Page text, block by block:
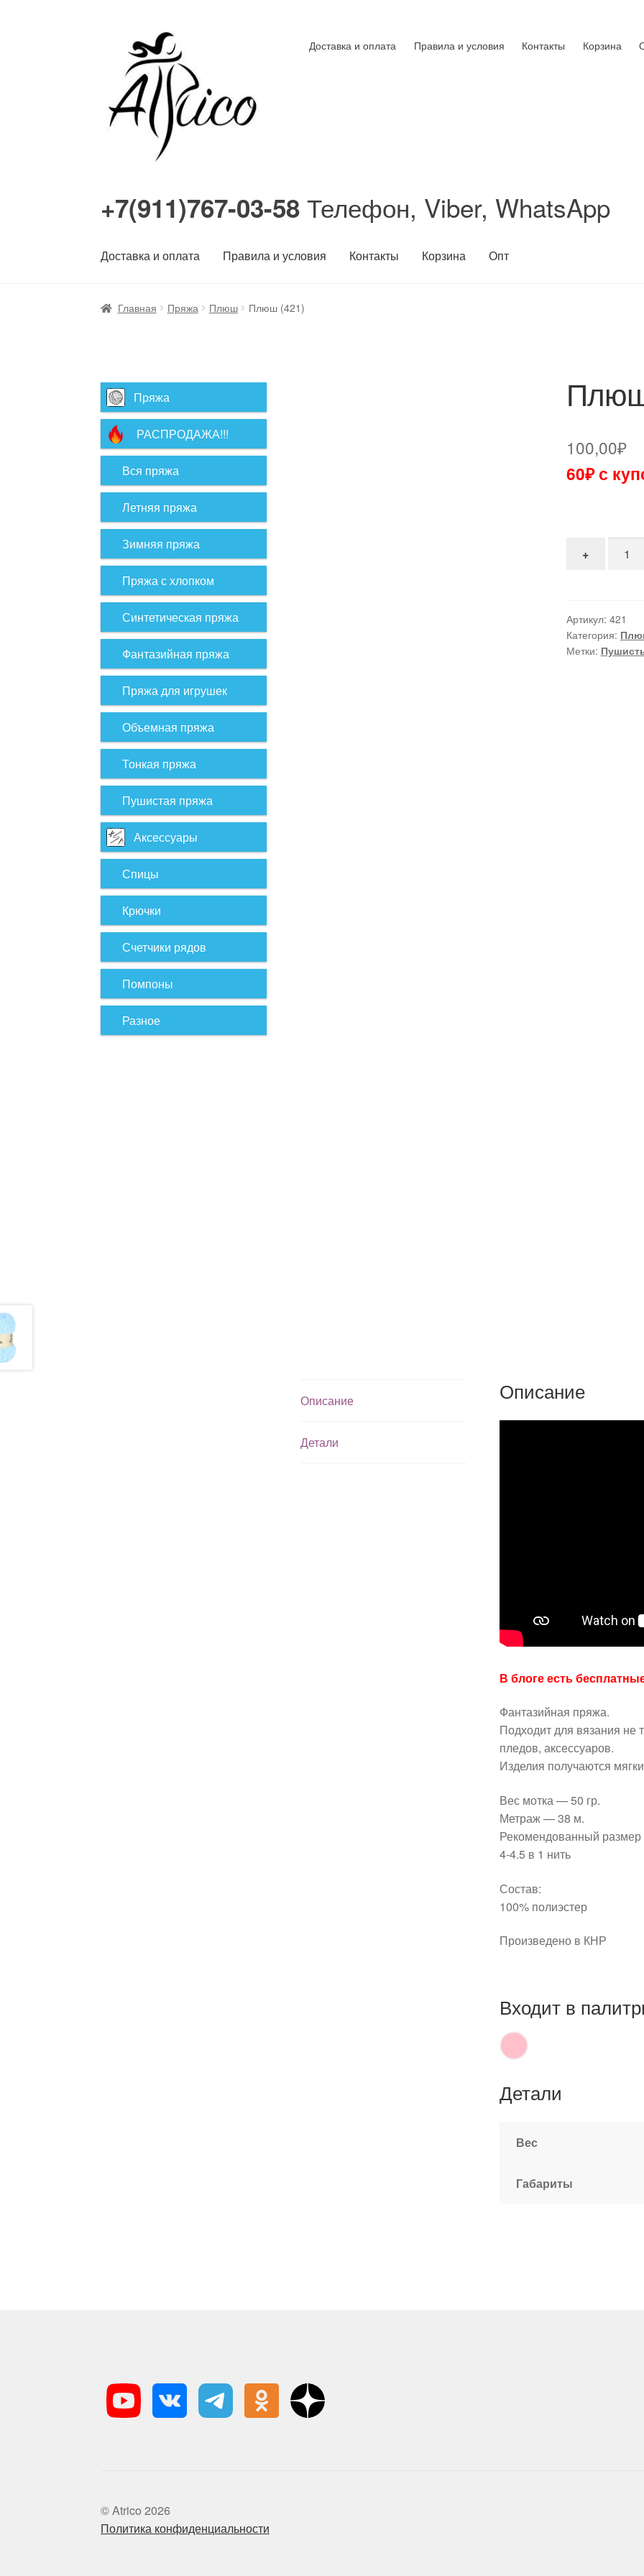
Перейти
навигации
Перейти
содержимому
Доставка и оплата Правила и условия Контакты Корзина
+7(911)767-03-58 Телефон, Viber, WhatsApp
Доставка и оплата Правила и условия Контакты Корзина Опт
Главная Пряжа Плюш Плюш (421)
100,00₽
60₽ с
+
Артикул: 421
Категория:
Метки:
Описание
Детали
Описание
В блоге есть
Фантазийная пряжа.
Подходит для вязания не
пледов, аксессуаров.
Изделия получаются
Вес мотка — 50 гр.
Метраж — 38 м.
Рекомендованный размер
4-4.5 в 1 нить
Состав:
100% полиэстер
Произведено в КНР
Входит в
Детали
Вес
Габариты
Пряжа
РАСПРОДАЖА!!!
Вся пряжа
Летняя пряжа
Зимняя пряжа
Пряжа с хлопком
Синтетическая пряжа
Фантазийная пряжа
Пряжа для игрушек
Объемная пряжа
Тонкая пряжа
Пушистая пряжа
Аксессуары
Спицы
Крючки
Счетчики рядов
Помпоны
Разное
© Atrico 2026
Политика конфиденциальности